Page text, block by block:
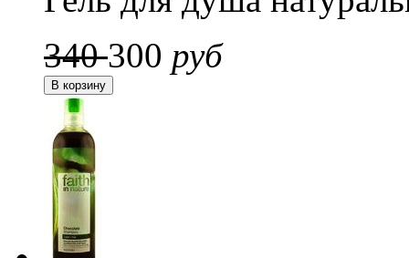
340300 руб